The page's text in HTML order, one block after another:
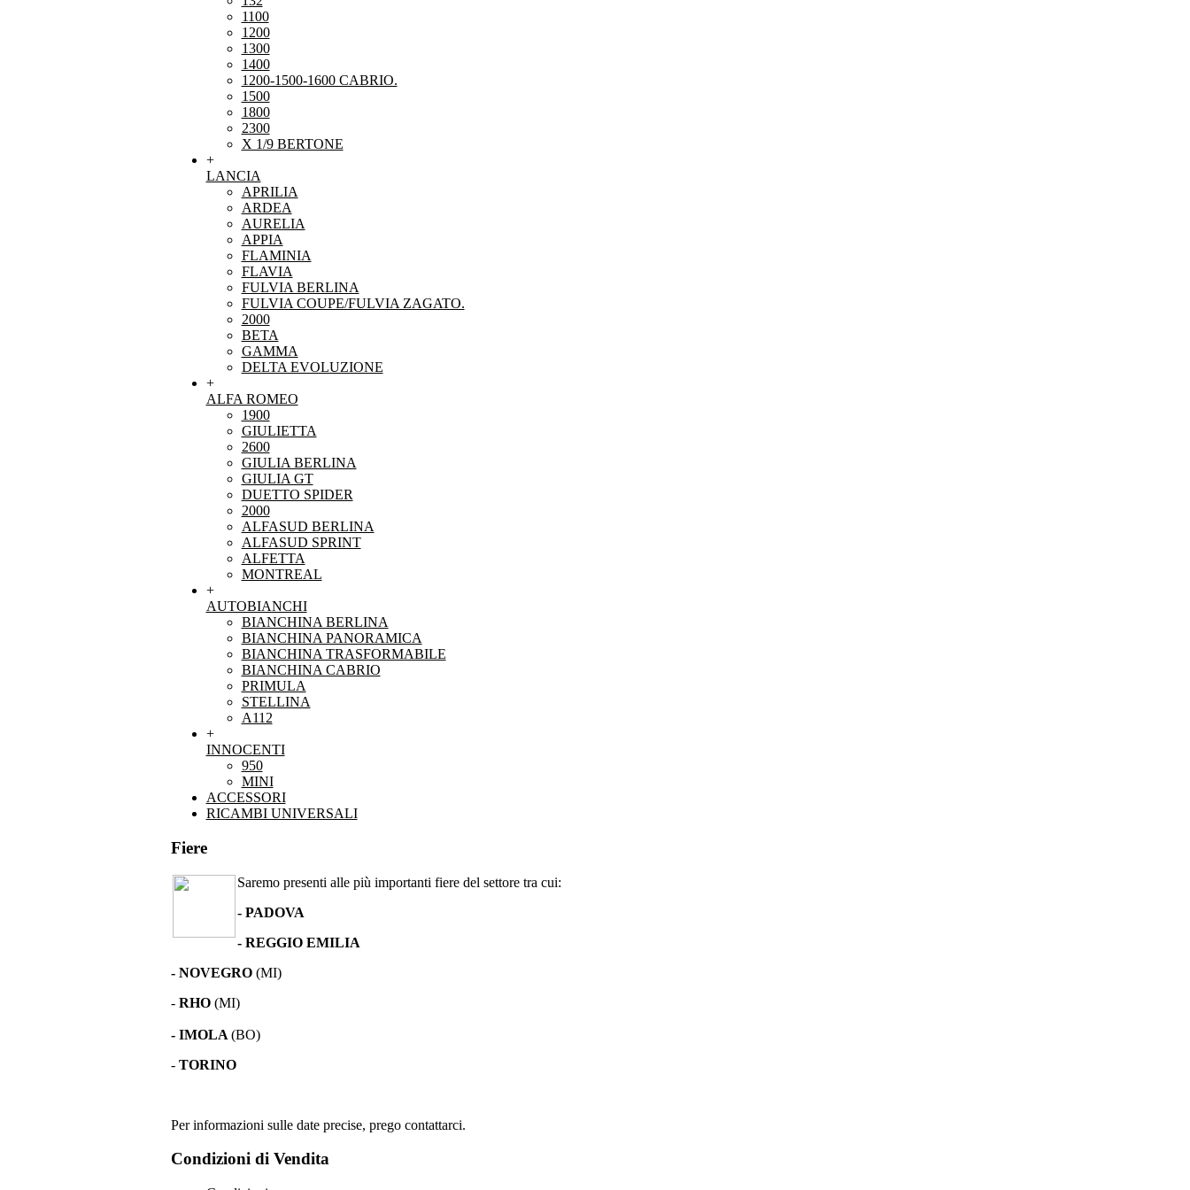
1100
1200
1300
1400
1200-1500-1600 CABRIO.
1500
1800
2300
X 1/9 BERTONE
+
LANCIA
APRILIA
ARDEA
AURELIA
APPIA
FLAMINIA
FLAVIA
FULVIA BERLINA
FULVIA COUPE/FULVIA ZAGATO.
2000
BETA
GAMMA
DELTA EVOLUZIONE
+
ALFA ROMEO
1900
GIULIETTA
2600
GIULIA BERLINA
GIULIA GT
DUETTO SPIDER
2000
ALFASUD BERLINA
ALFASUD SPRINT
ALFETTA
MONTREAL
+
AUTOBIANCHI
BIANCHINA BERLINA
BIANCHINA PANORAMICA
BIANCHINA TRASFORMABILE
BIANCHINA CABRIO
PRIMULA
STELLINA
A112
+
INNOCENTI
950
MINI
ACCESSORI
RICAMBI UNIVERSALI
Fiere
Saremo presenti alle più importanti fiere del settore tra cui:
- PADOVA
- REGGIO EMILIA
- NOVEGRO(MI)
-RHO (MI)
- IMOLA (BO)
- TORINO
Per informazioni sulle date precise, prego contattarci.
Condizioni di Vendita